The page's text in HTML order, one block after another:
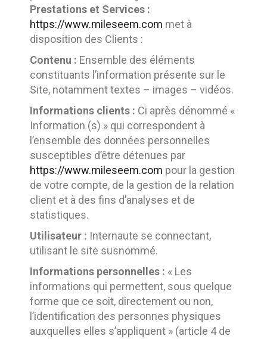
Prestations et Services :
https://www.mileseem.com met à
disposition des Clients :
Contenu : Ensemble des éléments
constituants l’information présente sur le
Site, notamment textes – images – vidéos.
Informations clients : Ci après dénommé «
Information (s) » qui correspondent à
l’ensemble des données personnelles
susceptibles d’être détenues par
https://www.mileseem.com pour la gestion
de votre compte, de la gestion de la relation
client et à des fins d’analyses et de
statistiques.
Utilisateur : Internaute se connectant,
utilisant le site susnommé.
Informations personnelles : « Les
informations qui permettent, sous quelque
forme que ce soit, directement ou non,
l’identification des personnes physiques
auxquelles elles s’appliquent » (article 4 de